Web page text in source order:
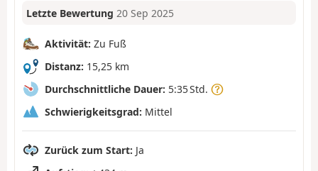
Letzte Bewertung 20 Sep 2025
Aktivität: Zu Fuß
Distanz: 15,25 km
Durchschnittliche Dauer: 5:35 Std.
Schwierigkeitsgrad: Mittel
Zurück zum Start: Ja